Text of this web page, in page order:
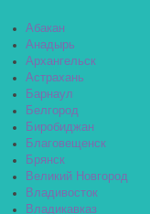
Абакан
Анадырь
Архангельск
Астрахань
Барнаул
Белгород
Биробиджан
Благовещенск
Брянск
Великий Новгород
Владивосток
Владикавказ